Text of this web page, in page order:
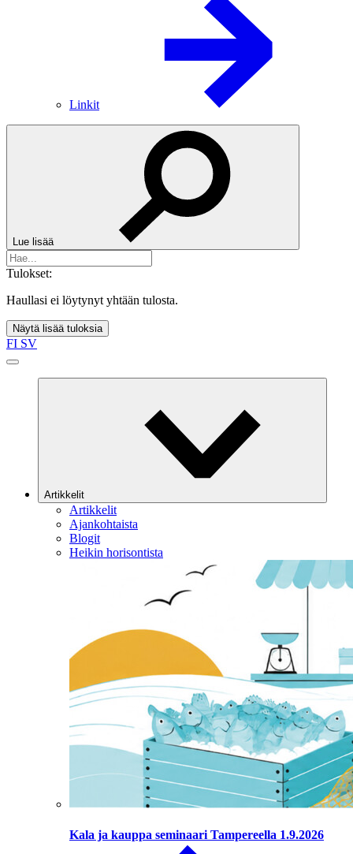
Linkit
Lue lisää
Tulokset:
Haullasi ei löytynyt yhtään tulosta.
Näytä lisää tuloksia
FI SV
Artikkelit
Artikkelit
Ajankohtaista
Blogit
Heikin horisontista
Kala ja kauppa seminaari Tampereella 1.9.2026